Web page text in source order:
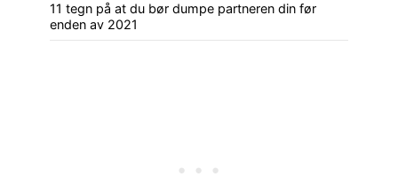
11 tegn på at du bør dumpe partneren din før
enden av 2021